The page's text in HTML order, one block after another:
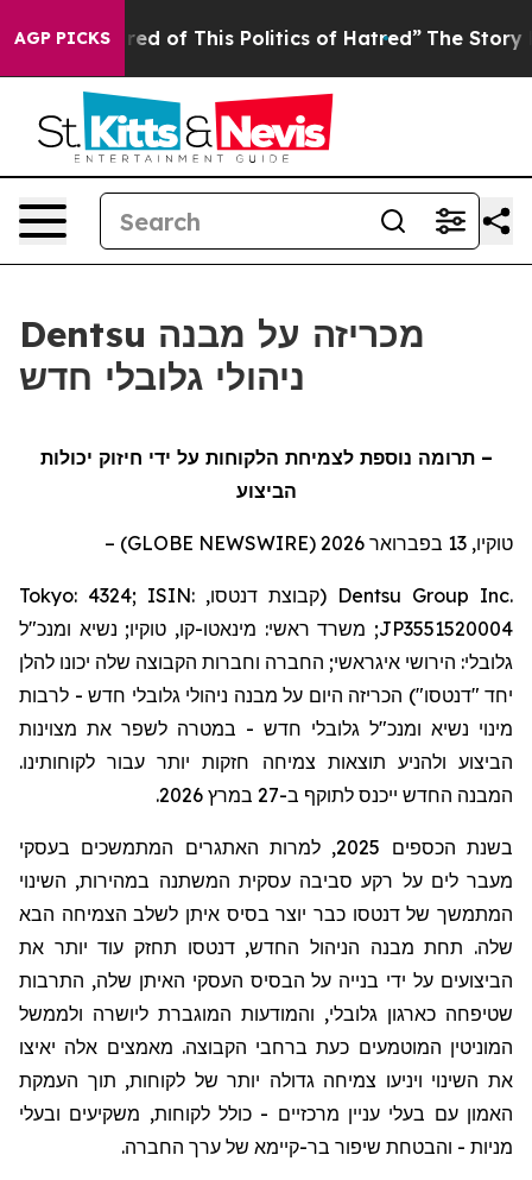
AGP PICKSof This Politics of Hatred” The Story Behind
Dentsu מכריזה על מבנה
ניהולי גלובלי חדש
– תרומה נוספת לצמיחת הלקוחות על ידי חיזוק יכולות
הביצוע
טוקיו, 13 בפברואר
Dentsu Group Inc. (קבוצת דנטסו,
Tokyo: 4324; ISIN:
JP3551520004
; משרד ראשי: מינאטו-קו, טוקיו; נשיא ומנכ"ל
גלובלי: הירושי איגראשי; החברה וחברות הקבוצה שלה יכונו להלן
יחד "דנטסו") הכריזה היום על מבנה ניהולי גלובלי חדש - לרבות
מינוי נשיא ומנכ"ל גלובלי חדש - במטרה לשפר את מצוינות
הביצוע ולהניע תוצאות צמיחה חזקות יותר עבור לקוחותינו.
המבנה החדש ייכנס לתוקף ב-27 במרץ 2026.
בשנת הכספים 2025, למרות האתגרים המתמשכים בעסקי
מעבר לים על רקע סביבה עסקית המשתנה במהירות, השינוי
המתמשך שלדנטסו כבר יוצר בסיס איתן לשלב הצמיחה הבא
שלה. תחת מבנה הניהול החדש,דנטסו תחזק עוד יותר את
הביצועים על ידי בנייה על הבסיס העסקי האיתן שלה, התרבות
שטיפחה כארגון גלובלי, והמודעות המוגברת ליושרה ולממשל
המוניטין המוטמעים כעת ברחבי הקבוצה. מאמצים אלה יאיצו
את השינוי ויניעו צמיחה גדולה יותר של לקוחות, תוך העמקת
האמון עם בעלי עניין מרכזיים - כולל לקוחות, משקיעים ובעלי
מניות - והבטחת שיפור בר-קיימא של ערך החברה.